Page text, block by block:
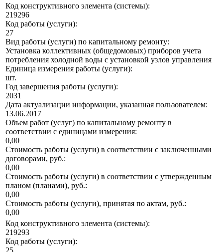
Код конструктивного элемента (системы):
219296
Код работы (услуги):
27
Вид работы (услуги) по капитальному ремонту:
Установка коллективных (общедомовых) приборов учета
потребления холодной воды с установкой узлов управления
Единица измерения работы (услуги):
шт.
Год завершения работы (услуги):
2031
Дата актуализации информации, указанная пользователем:
13.06.2017
Объем работ (услуг) по капитальному ремонту в
соответствии с единицами измерения:
0,00
Стоимость работы (услуги) в соответствии с заключенными
договорами, руб.:
0,00
Стоимость работы (услуги) в соответствии с утвержденным
планом (планами), руб.:
0,00
Стоимость работы (услуги), принятая по актам, руб.:
0,00
Код конструктивного элемента (системы):
219293
Код работы (услуги):